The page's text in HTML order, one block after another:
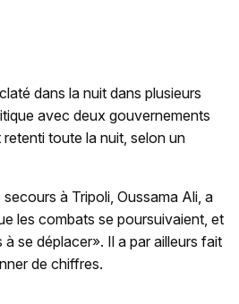
dans la nuit dans plusieurs
avec deux gouvernements
toute la nuit, selon un
à Tripoli, Oussama Ali, a
les combats se poursuivaient, et
se déplacer». Il a par ailleurs fait
de chiffres.